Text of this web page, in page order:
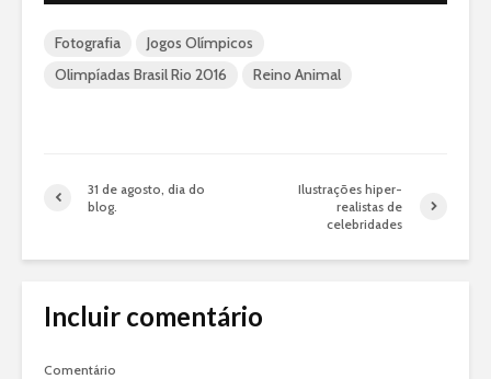
Fotografia
Jogos Olímpicos
Olimpíadas Brasil Rio 2016
Reino Animal
31 de agosto, dia do
blog.
Ilustrações hiper-
realistas de
celebridades
Incluir comentário
Comentário